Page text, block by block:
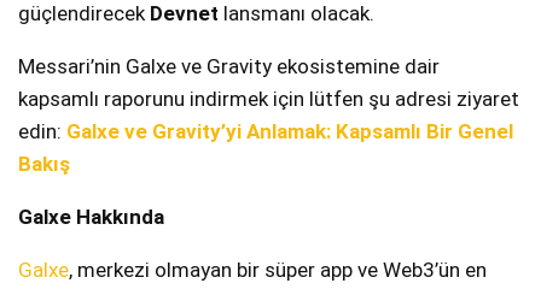
güçlendirecek Devnet lansmanı olacak.
Messari’nin Galxe ve Gravity ekosistemine dair
kapsamlı raporunu indirmek için lütfen şu adresi ziyaret
edin: Galxe ve Gravity’yi Anlamak: Kapsamlı Bir Genel
Bakış
Galxe Hakkında
Galxe, merkezi olmayan bir süper app ve Web3’ün en